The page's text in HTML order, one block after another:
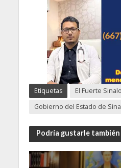
Etiquetas
El Fuerte
Gobierno del Estado de
Podría gustarle también